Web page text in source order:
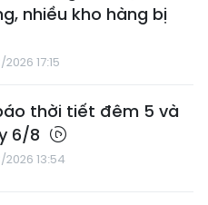
nhiều kho hàng bị
17:15
thời tiết đêm 5 và
6/8
13:54